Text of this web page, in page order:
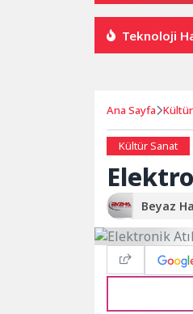
Teknoloji
Ana Sayfa
Kültür Sanat
Beyaz